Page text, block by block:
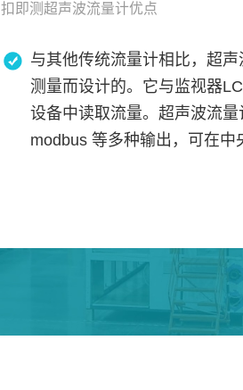
扣即测超声波流量计优点
与其他传统流量计相比，超
测量而设计的。它与监视器
设备中读取流量。超声波流
modbus 等多种输出，可在